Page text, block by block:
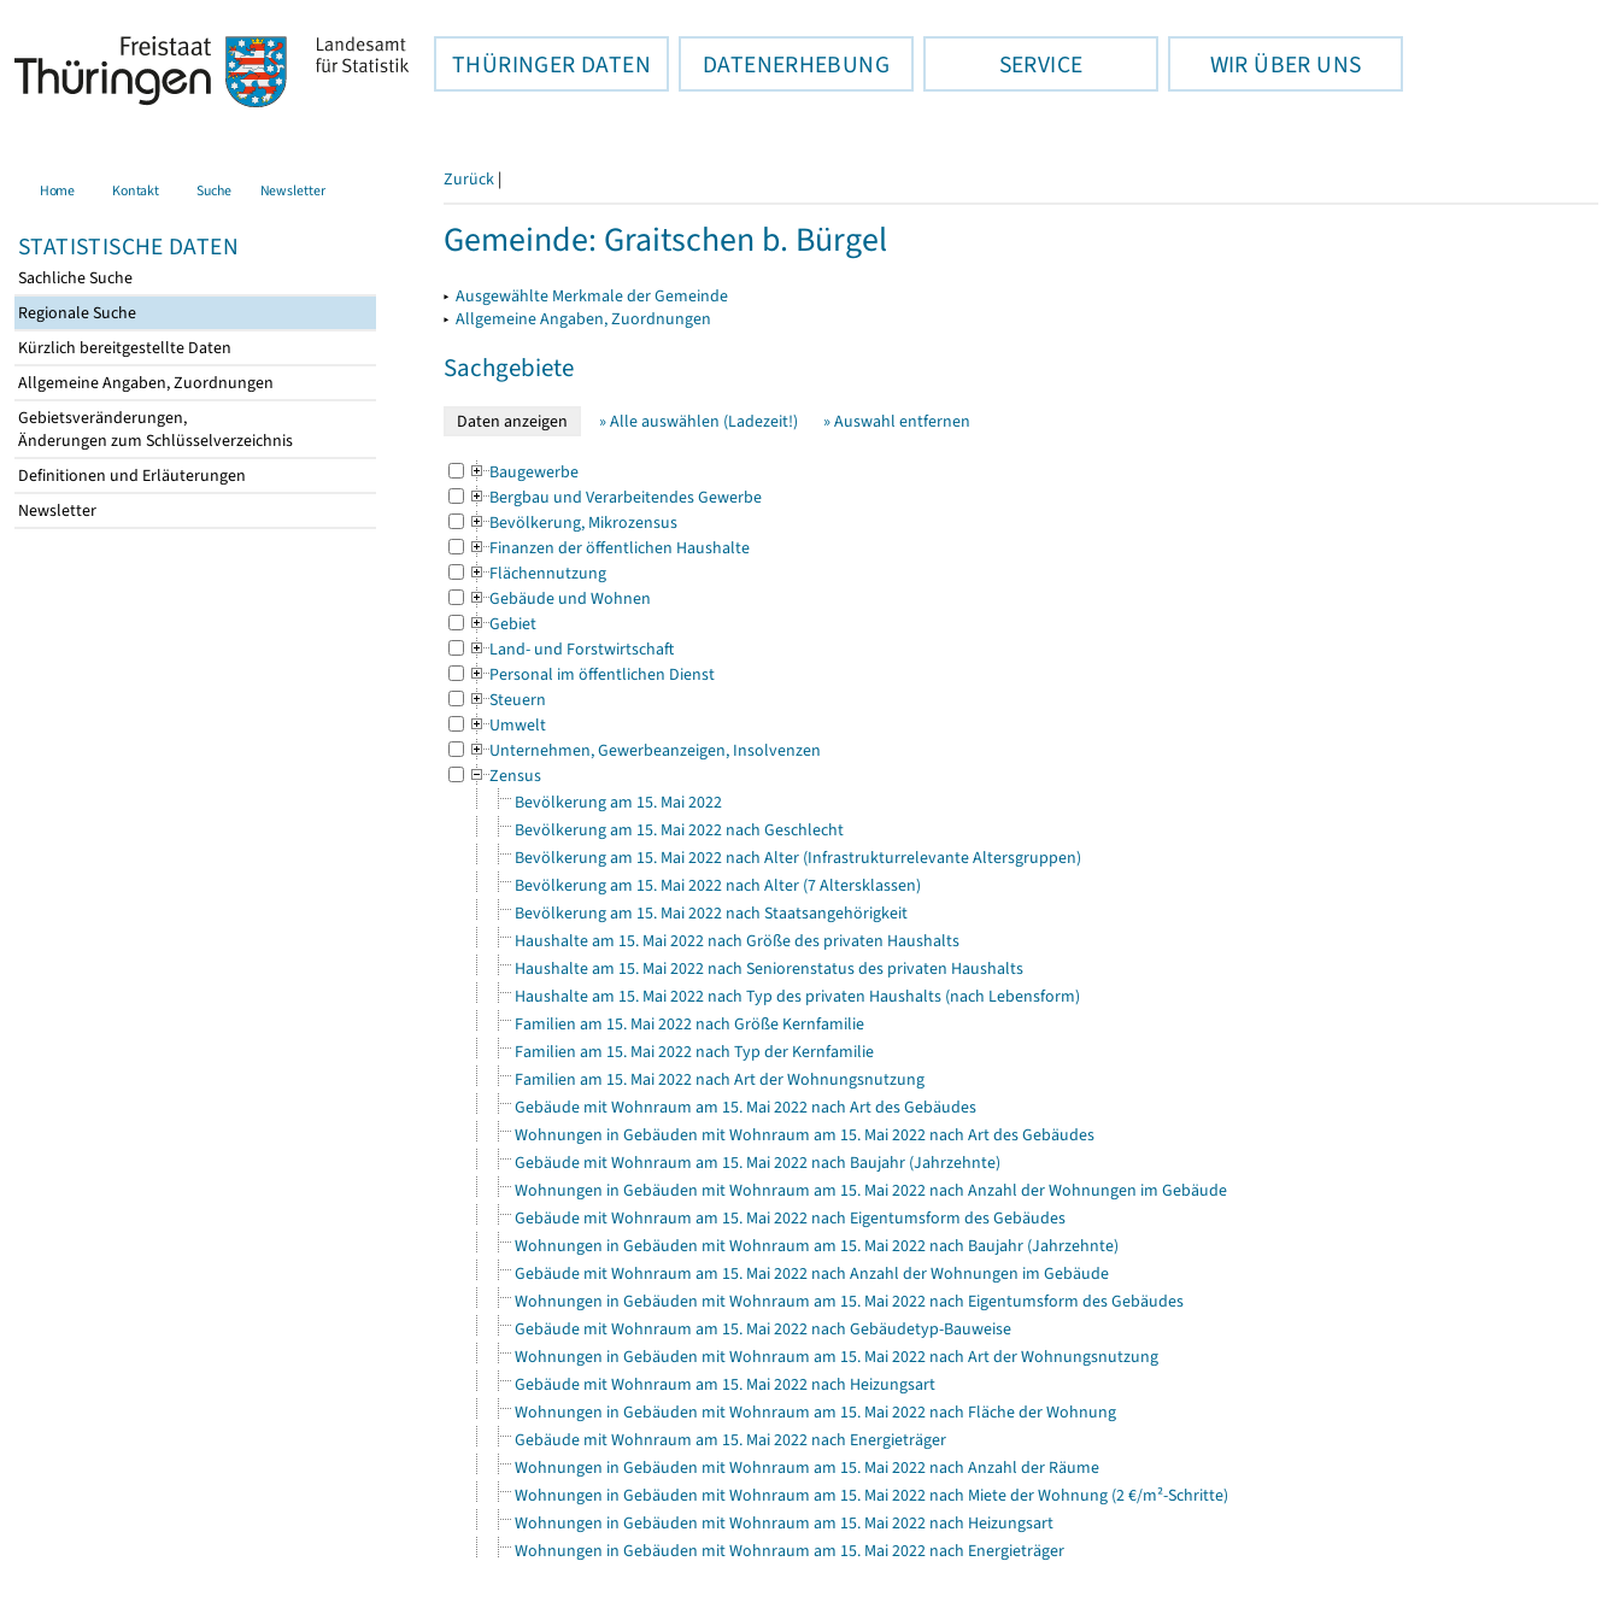
THÜRINGER DATEN DATENERHEBUNG SERVICE WIR ÜBER UNS
Home Kontakt Suche Newsletter
STATISTISCHE DATEN
Sachliche Suche
Regionale Suche
Kürzlich bereitgestellte Daten
Allgemeine Angaben, Zuordnungen
Gebietsveränderungen,
Änderungen zum Schlüsselverzeichnis
Definitionen und Erläuterungen
Newsletter
Zurück |
Gemeinde: Graitschen b. Bürgel
▸ Ausgewählte Merkmale der Gemeinde
▸ Allgemeine Angaben, Zuordnungen
Sachgebiete
» Alle auswählen (Ladezeit!) » Auswahl entfernen
Baugewerbe
Bergbau und Verarbeitendes Gewerbe
Bevölkerung, Mikrozensus
Finanzen der öffentlichen Haushalte
Flächennutzung
Gebäude und Wohnen
Gebiet
Land- und Forstwirtschaft
Personal im öffentlichen Dienst
Steuern
Umwelt
Unternehmen, Gewerbeanzeigen, Insolvenzen
Zensus
Bevölkerung am 15. Mai 2022
Bevölkerung am 15. Mai 2022 nach Geschlecht
Bevölkerung am 15. Mai 2022 nach Alter (Infrastrukturrelevante Altersgruppen)
Bevölkerung am 15. Mai 2022 nach Alter (7 Altersklassen)
Bevölkerung am 15. Mai 2022 nach Staatsangehörigkeit
Haushalte am 15. Mai 2022 nach Größe des privaten Haushalts
Haushalte am 15. Mai 2022 nach Seniorenstatus des privaten Haushalts
Haushalte am 15. Mai 2022 nach Typ des privaten Haushalts (nach Lebensform)
Familien am 15. Mai 2022 nach Größe Kernfamilie
Familien am 15. Mai 2022 nach Typ der Kernfamilie
Familien am 15. Mai 2022 nach Art der Wohnungsnutzung
Gebäude mit Wohnraum am 15. Mai 2022 nach Art des Gebäudes
Wohnungen in Gebäuden mit Wohnraum am 15. Mai 2022 nach Art des Gebäudes
Gebäude mit Wohnraum am 15. Mai 2022 nach Baujahr (Jahrzehnte)
Wohnungen in Gebäuden mit Wohnraum am 15. Mai 2022 nach Anzahl der Wohnungen im Gebäude
Gebäude mit Wohnraum am 15. Mai 2022 nach Eigentumsform des Gebäudes
Wohnungen in Gebäuden mit Wohnraum am 15. Mai 2022 nach Baujahr (Jahrzehnte)
Gebäude mit Wohnraum am 15. Mai 2022 nach Anzahl der Wohnungen im Gebäude
Wohnungen in Gebäuden mit Wohnraum am 15. Mai 2022 nach Eigentumsform des Gebäudes
Gebäude mit Wohnraum am 15. Mai 2022 nach Gebäudetyp-Bauweise
Wohnungen in Gebäuden mit Wohnraum am 15. Mai 2022 nach Art der Wohnungsnutzung
Gebäude mit Wohnraum am 15. Mai 2022 nach Heizungsart
Wohnungen in Gebäuden mit Wohnraum am 15. Mai 2022 nach Fläche der Wohnung
Gebäude mit Wohnraum am 15. Mai 2022 nach Energieträger
Wohnungen in Gebäuden mit Wohnraum am 15. Mai 2022 nach Anzahl der Räume
Wohnungen in Gebäuden mit Wohnraum am 15. Mai 2022 nach Miete der Wohnung (2 €/m²-Schritte)
Wohnungen in Gebäuden mit Wohnraum am 15. Mai 2022 nach Heizungsart
Wohnungen in Gebäuden mit Wohnraum am 15. Mai 2022 nach Energieträger